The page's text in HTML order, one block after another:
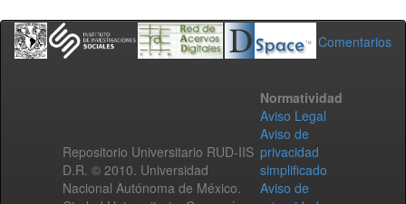
Comentarios
Repositorio Universitario RUD-IIS
D.R. © 2010. Universidad
Nacional Autónoma de México.
Normatividad
Aviso Legal
Aviso de
privacidad
simplificado
Aviso de